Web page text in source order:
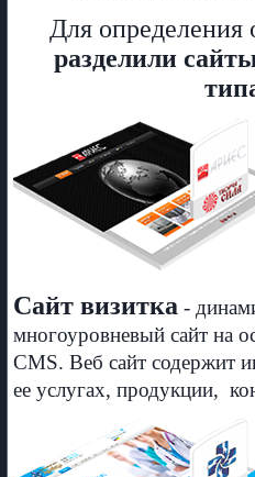
Для определения
разделили
Сайт визитка -
многоуровневый сайт на
CMS.Веб сайт содержит
ее услугах, продукции,